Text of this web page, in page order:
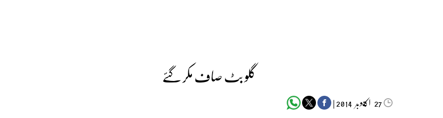
گلو بٹ صاف مکر گئے
27 اکتوبر‬‮ |